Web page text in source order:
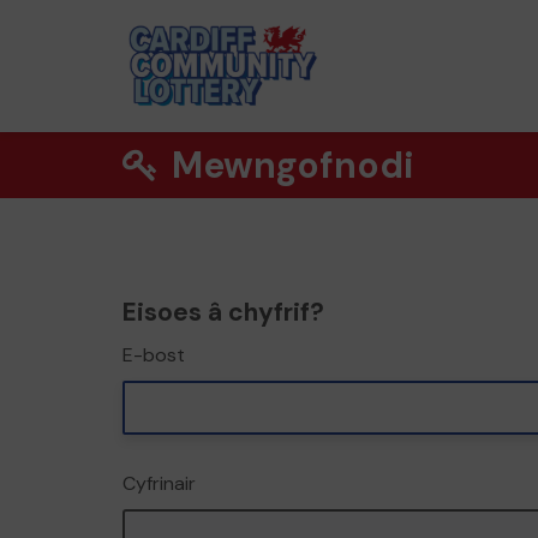
Mewngofnodi
Eisoes â chyfrif?
E-bost
Cyfrinair